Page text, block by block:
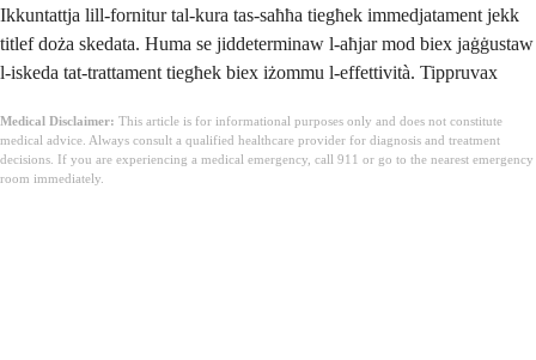
Ikkuntattja lill-fornitur tal-kura tas-saħħa tiegħek immedjatament jekk
titlef doża skedata. Huma se jiddeterminaw l-aħjar mod biex jaġġustaw
l-iskeda tat-trattament tiegħek biex iżommu l-effettività. Tippruvax
Medical Disclaimer: This article is for informational purposes only and does not constitute
medical advice. Always consult a qualified healthcare provider for diagnosis and treatment
decisions. If you are experiencing a medical emergency, call 911 or go to the nearest emergency
room immediately.